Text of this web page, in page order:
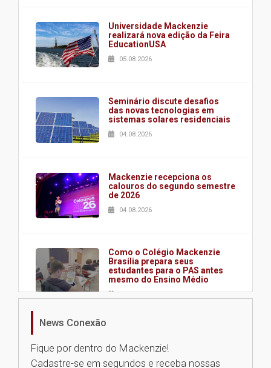
Universidade Mackenzie
realizará nova edição da Feira
EducationUSA
05.08.2026
Seminário discute desafios
das novas tecnologias em
sistemas solares residenciais
04.08.2026
Mackenzie recepciona os
calouros do segundo semestre
de 2026
04.08.2026
Como o Colégio Mackenzie
Brasília prepara seus
estudantes para o PAS antes
mesmo do Ensino Médio
04.08.2026
na educação dos filhos além da
escola
News Conexão
Fique por dentro do Mackenzie!
Cadastre-se em segundos e receba nossas